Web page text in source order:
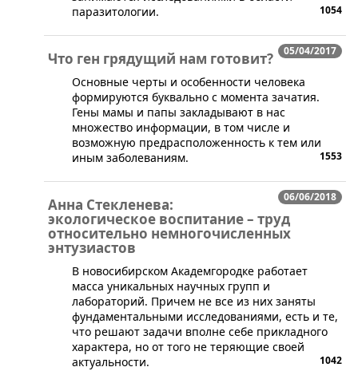
паразитологии.
1054
05/04/2017
Что ген грядущий нам готовит?
Основные черты и особенности человека
формируются буквально с момента зачатия.
Гены мамы и папы закладывают в нас
множество информации, в том числе и
возможную предрасположенность к тем или
иным заболеваниям.
1553
06/06/2018
Анна Стекленева:
экологическое воспитание – труд
относительно немногочисленных
энтузиастов
В новосибирском Академгородке работает
масса уникальных научных групп и
лабораторий. Причем не все из них заняты
фундаментальными исследованиями, есть и те,
что решают задачи вполне себе прикладного
характера, но от того не теряющие своей
актуальности.
1042